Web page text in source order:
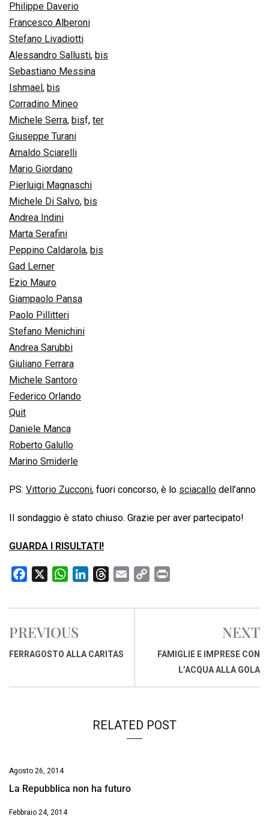
Philippe Daverio
Francesco Alberoni
Stefano Livadiotti
Alessandro Sallusti, bis
Sebastiano Messina
Ishmael , bis
Corradino Mineo
Michele Serra, bisf, ter
Giuseppe Turani
Arnaldo Sciarelli
Mario Giordano
Pierluigi Magnaschi
Michele Di Salvo, bis
Andrea Indini
Marta Serafini
Peppino Caldarola, bis
Gad Lerner
Ezio Mauro
Giampaolo Pansa
Paolo Pillitteri
Stefano Menichini
Andrea Sarubbi
Giuliano Ferrara
Michele Santoro
Federico Orlando
Quit
Daniele Manca
Roberto Galullo
Marino Smiderle
PS: Vittorio Zucconi, fuori concorso, è lo sciacallo dell’anno
Il sondaggio è stato chiuso. Grazie per aver partecipato!
GUARDA I RISULTATI!
c
b
o
W
a
s
A
n
d
r
d
a
p
i
PREVIOUS
FERRAGOSTO ALLA CARITAS
NEXT
FAMIGLIE E IMPRESE CON
L’ACQUA ALLA GOLA
RELATED POST
Agosto 26, 2014
La Repubblica non ha futuro
Febbraio 24, 2014